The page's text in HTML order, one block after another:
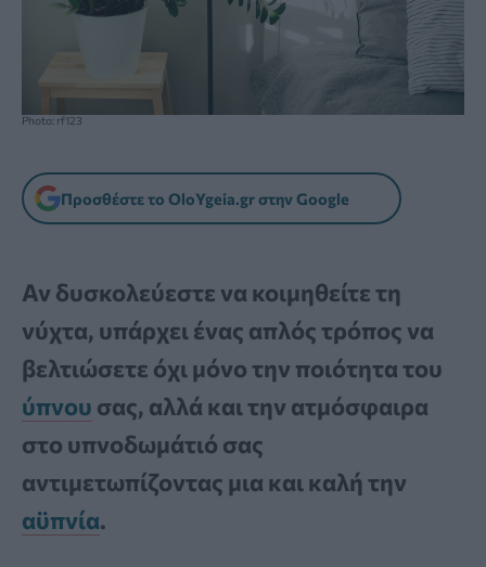
Photo: rf123
Προσθέστε το OloYgeia.gr στην Google
Αν δυσκολεύεστε να κοιμηθείτε τη
νύχτα, υπάρχει ένας απλός τρόπος να
βελτιώσετε όχι μόνο την ποιότητα του
ύπνου σας, αλλά και την ατμόσφαιρα
στο υπνοδωμάτιό σας
αντιμετωπίζοντας μια και καλή την
αϋπνία.